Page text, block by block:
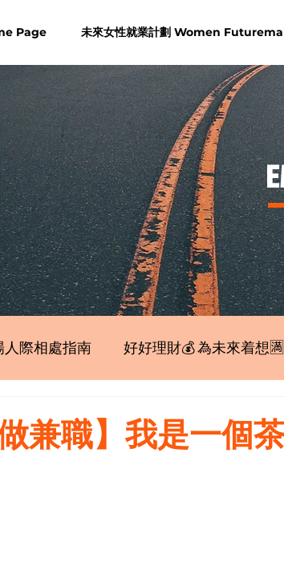
Page 未來女性就業計劃 Women
人際相處指南 好好理財💰 為未來着想🈵
做兼職】我是一個